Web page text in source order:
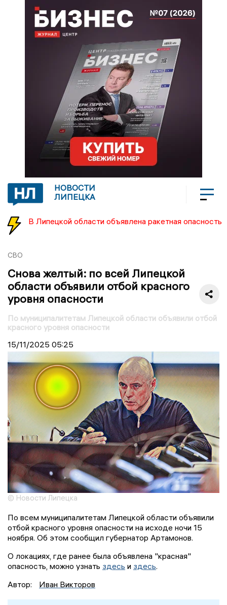
НОВОСТИ
ЛИПЕЦКА
В Липецкой области объявлена ракетная опасность
СВО
Снова желтый: по всей Липецкой
области объявили отбой красного
уровня опасности
По муниципалитетам Липецкой области объявили отбой
красного уровня опасности
15/11/2025 05:25
© Новости Липецка
По всем муниципалитетам Липецкой области объявили
отбой красного уровня опасности на исходе ночи 15
ноября. Об этом сообщил губернатор Артамонов.
О локациях, где ранее была объявлена "красная"
опасность, можно узнать здесь и здесь.
Автор:
Иван Викторов